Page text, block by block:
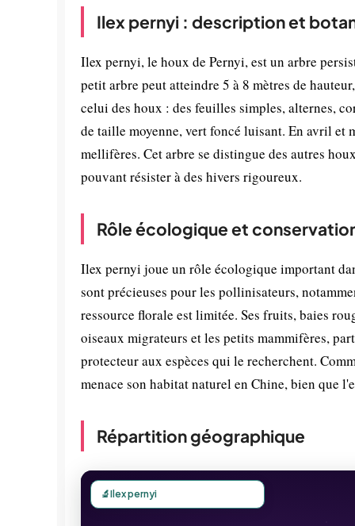
Ilex pernyi : description et
Ilex pernyi, le houx de Pernyi, est un arbre
petit arbre peut atteindre 5 à 8 mètres de
celui des houx : des feuilles simples, alternes,
de taille moyenne, vert foncé luisant. En avril
mellifères. Cet arbre se distingue des autres
pouvant résister à des hivers rigoureux.
Rôle écologique et
Ilex pernyi joue un rôle écologique important
sont précieuses pour les pollinisateurs,
ressource florale est limitée. Ses fruits, baies
oiseaux migrateurs et les petits mammifères,
protecteur aux espèces qui le recherchent.
menace son habitat naturel en Chine, bien que
Répartition géographique